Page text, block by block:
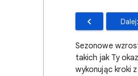
Sezonowe
takich jak Ty
wykonując kroki